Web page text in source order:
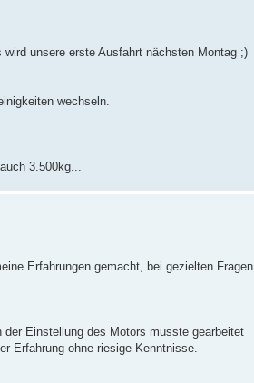
unsere erste Ausfahrt nächsten Montag ;)
wechseln.
3.500kg...
Erfahrungen gemacht, bei gezielten Fragen
Einstellung des Motors musste gearbeitet
Erfahrung ohne riesige Kenntnisse.